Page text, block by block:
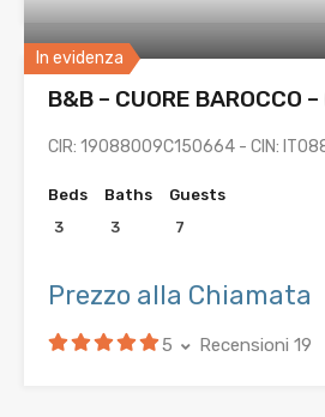
In evidenza
B&B – CUORE BAROCCO
CIR: 19088009C150664 - CIN:
Beds
3
Baths
3
Guests
7
Prezzo alla Chiamata
5 Recensioni 19